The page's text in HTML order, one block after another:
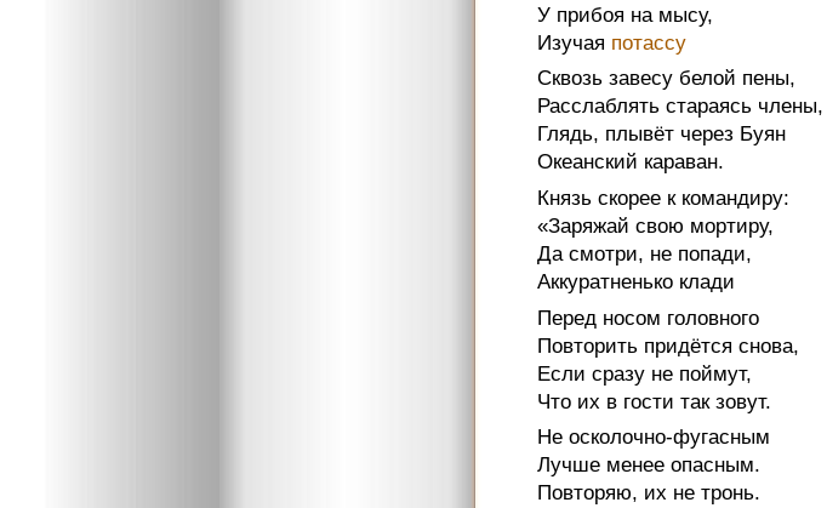
У прибоя на мысу,
Изучая потассу
Сквозь завесу белой пены,
Расслаблять стараясь члены,
Глядь, плывёт через Буян
Океанский караван.
Князь скорее к командиру:
«Заряжай свою мортиру,
Да смотри, не попади,
Аккуратненько клади
Перед носом головного
Повторить придётся снова,
Если сразу не поймут,
Что их в гости так зовут.
Не осколочно-фугасным
Лучше менее опасным.
Повторяю, их не тронь.